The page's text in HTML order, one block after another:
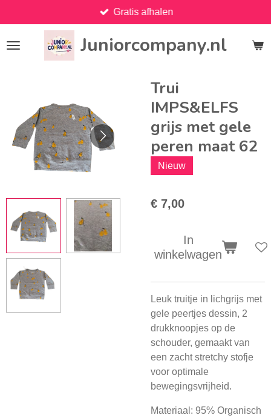
direct
naar
Juniorcompany.nl
Gratis afhalen
Trui
IMPS&ELFS
grijs met gele
peren maat 62
Nieuw
€ 7,00
In
winkelwagen
Leuk truitje in lichgrijs met
gele peertjes dessin, 2
drukknoopjes op de
schouder, gemaakt van
een zacht stretchy stofje
voor optimale
bewegingsvrijheid.
Materiaal: 95% Organisch